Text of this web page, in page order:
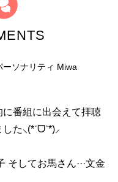
ーソナリティ Miwa
に番組に出会えて拝聴
た⸜(*ˊᗜˋ*)⸝
そしてお馬さん···文金